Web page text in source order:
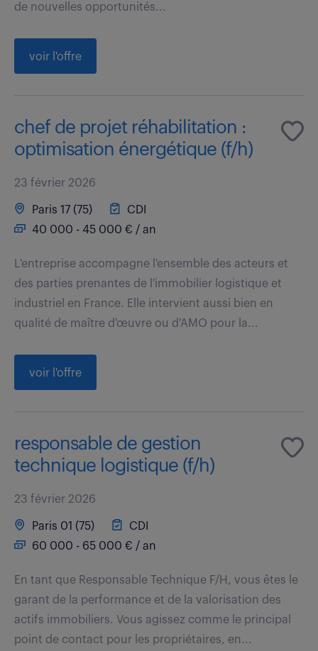
de nouvelles opportunités...
voir l'offre
chef de projet réhabilitation :
optimisation énergétique (f/h)
23 février 2026
Paris 17 (75)
CDI
40 000 - 45 000 € / an
L'entreprise accompagne l'ensemble des acteurs et
des parties prenantes de l'immobilier logistique et
industriel en France. Elle intervient aussi bien en
qualité de maître d'œuvre ou d'AMO pour la...
voir l'offre
responsable de gestion
technique logistique (f/h)
23 février 2026
Paris 01 (75)
CDI
60 000 - 65 000 € / an
En tant que Responsable Technique F/H, vous êtes le
garant de la performance et de la valorisation des
actifs immobiliers. Vous agissez comme le principal
point de contact pour les propriétaires, en...